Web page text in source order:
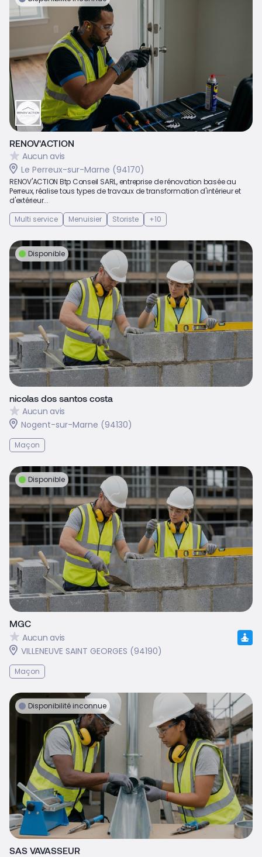
RENOV'ACTION
Aucun avis
Le Perreux-sur-Marne (94170)
RENOV'ACTION Btp Conseil SARL, entreprise de rénovation basée au
Perreux, réalise tous types de travaux de transformation d'intérieur et
d'extérieur...
Multi service
Menuisier Storiste +10
Disponible
nicolas dos santos costa
Aucun avis
Nogent-sur-Marne (94130)
Maçon
Disponible
MGC
Aucun avis
VILLENEUVE SAINT GEORGES (94190)
Maçon
Disponibilité inconnue
SAS VAVASSEUR